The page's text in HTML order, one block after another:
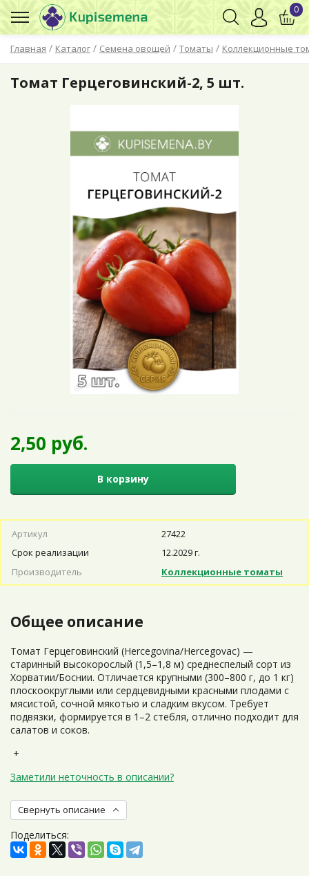
Главная / Каталог / Семена овощей / Томаты / Коллекционные
0
Томат Герцеговинский-2, 5 шт.
2,50 руб.
В корзину
Артикул
27422
Срок реализации
12.2029 г.
Производитель
Коллекционные томаты
Общее описание
Томат Герцеговинский (Hercegovina/Hercegovac) —
старинный высокорослый (1,5–1,8 м) среднеспелый сорт из
Хорватии/Боснии. Отличается крупными (300–800 г, до 1 кг)
плоскоокруглыми или сердцевидными красными плодами с
мясистой, сочной мякотью и сладким вкусом. Требует
подвязки, формируется в 1–2 стебля, отлично подходит для
салатов и соков.
+
Заметили неточность в описании?
Свернуть описание
Поделиться: